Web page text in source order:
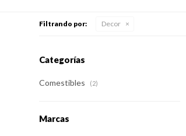
Filtrando por: Decor
Categorías
Comestibles (2)
Marcas